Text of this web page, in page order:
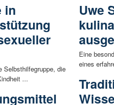
in
Selbsthilfegruppe, die
...
Uwe
Eine
eines